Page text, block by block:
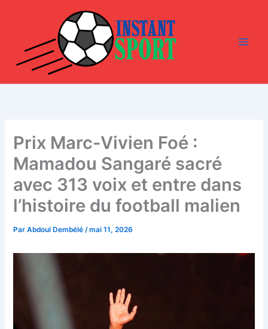
Prix Marc-Vivien Foé :
Mamadou Sangaré sacré
avec 313 voix et entre dans
l’histoire du football malien
ParAbdoul Dembélé/mai 11, 2026